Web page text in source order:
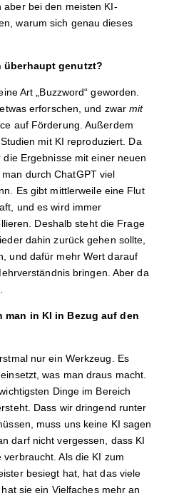
aber bei den meisten KI-
warum sich genau dieses
überhaupt genutzt?
Art „Buzzword“ geworden.
erforschen, und zwarmit
auf Förderung. Außerdem
mit KI reproduziert. Da
Ergebnisse mit einer neuen
durch ChatGPT viel
Es gibt mittlerweile eine Flut
und es wird immer
Deshalb steht die Frage
dahin zurück gehen sollte,
und dafür mehr Wert darauf
bringen. Aber da
in KI in Bezug auf den
nur ein Werkzeug. Es
was man draus macht.
Dinge im Bereich
Dass wir dringend runter
muss uns keine KI sagen
darf nicht vergessen, dass KI
Als die KI zum
besiegt hat, hat das viele
sie ein Vielfaches mehr an